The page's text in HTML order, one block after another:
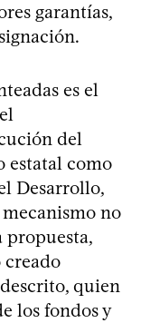
garantías,
es el
del
estatal como
Desarrollo,
no
propuesta,
creado
quien
los fondos y